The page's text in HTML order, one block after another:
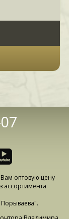
оптовую цену
ассортимента